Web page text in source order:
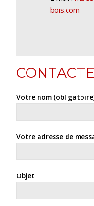
bois.com
Votre nom
Votre adresse de
Objet